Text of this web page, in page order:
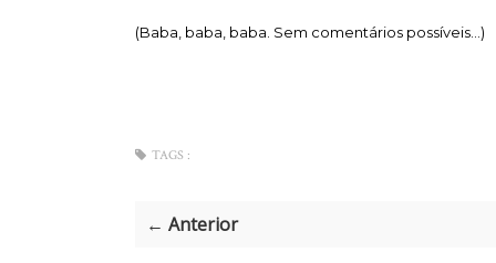
(Baba, baba, baba. Sem comentários possíveis...)
TAGS :
← Anterior